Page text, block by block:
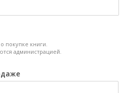
покупке книги.
администрацией.